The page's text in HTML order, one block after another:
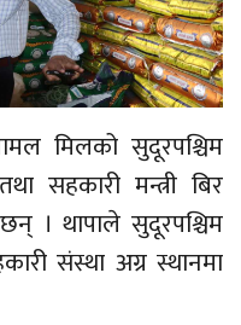
मिलको सुदूरपश्चिम
सहकारी मन्त्री बिर
। थापाले सुदूरपश्चिम
संस्था अग्र स्थानमा